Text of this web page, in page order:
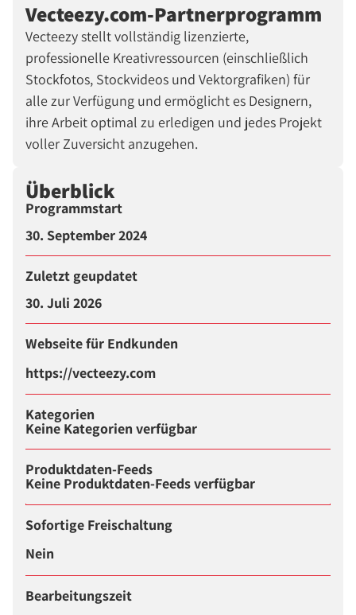
Vecteezy.com-Partnerprogramm
Vecteezy stellt vollständig lizenzierte,
professionelle Kreativressourcen (einschließlich
Stockfotos, Stockvideos und Vektorgrafiken) für
alle zur Verfügung und ermöglicht es Designern,
ihre Arbeit optimal zu erledigen und jedes Projekt
voller Zuversicht anzugehen.
Überblick
Programmstart
30. September 2024
Zuletzt geupdatet
30. Juli 2026
Webseite für Endkunden
https://vecteezy.com
Kategorien
Keine Kategorien verfügbar
Produktdaten-Feeds
Keine Produktdaten-Feeds verfügbar
Sofortige Freischaltung
Nein
Bearbeitungszeit